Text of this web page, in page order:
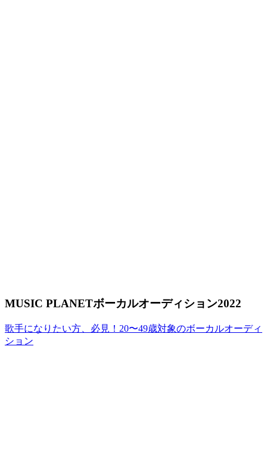
MUSIC PLANETボーカルオーディション2022
歌手になりたい方、必見！20〜49歳対象のボーカルオーディ
ション